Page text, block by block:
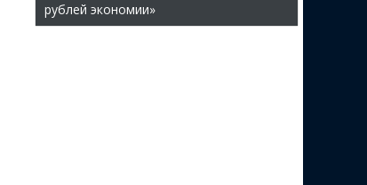
рублей экономии»